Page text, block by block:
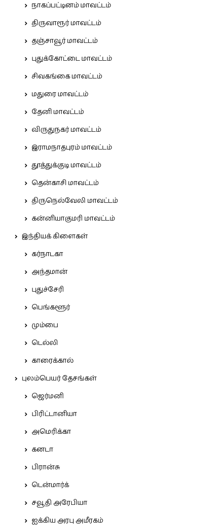
நாகப்பட்டினம் மாவட்டம்
திருவாரூர் மாவட்டம்
தஞ்சாவூர் மாவட்டம்
புதுக்கோட்டை மாவட்டம்
சிவகங்கை மாவட்டம்
மதுரை மாவட்டம்
தேனி மாவட்டம்
விருதுநகர் மாவட்டம்
இராமநாதபுரம் மாவட்டம்
தூத்துக்குடி மாவட்டம்
தென்காசி மாவட்டம்
திருநெல்வேலி மாவட்டம்
கன்னியாகுமரி மாவட்டம்
இந்தியக் கிளைகள்
கர்நாடகா
அந்தமான்
புதுச்சேரி
பெங்களூர்
மும்பை
டெல்லி
காரைக்கால்
புலம்பெயர் தேசங்கள்
ஜெர்மனி
பிரிட்டானியா
அமெரிக்கா
கனடா
பிரான்சு
டென்மார்க்
சவூதி அரேபியா
ஐக்கிய அரபு அமீரகம்